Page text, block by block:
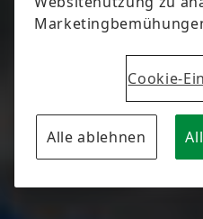
#INSIDE SCHAEFFLER